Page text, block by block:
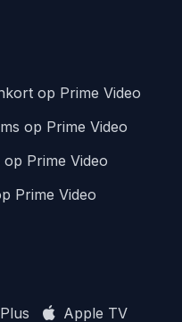
op Prime Video
op Prime Video
op Prime Video
Prime Video
Apple TV